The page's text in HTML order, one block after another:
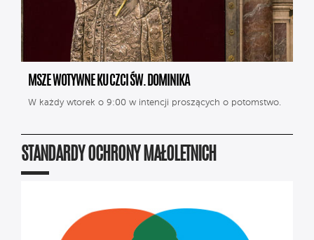
MSZE WOTYWNE KU CZCI ŚW. DOMINIKA
W każdy wtorek o 9:00 w intencji proszących o potomstwo.
STANDARDY OCHRONY MAŁOLETNICH